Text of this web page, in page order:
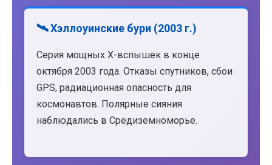
🛰️ Хэллоуинские бури (2003 г.)
Серия мощных X-вспышек в конце
октября 2003 года. Отказы спутников, сбои
GPS, радиационная опасность для
космонавтов. Полярные сияния
наблюдались в Средиземноморье.